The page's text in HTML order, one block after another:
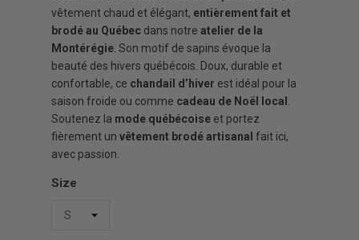
vêtement chaud et élégant, entièrement fait et
brodé au Québec dans notre atelier de la
Montérégie . Son motif de sapins évoque la
beauté des hivers québécois. Doux, durable et
confortable, ce chandail d’hiver est idéal pour la
saison froide ou comme cadeau de Noël local
Soutenez la mode québécoise et portez
fièrement un vêtement brodé artisanal fait ici,
avec passion.
Size